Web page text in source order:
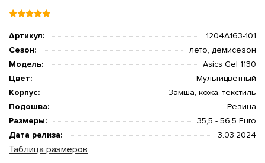
Артикул:
1204A163-101
Сезон:
лето, демисезон
Модель:
Asics Gel 1130
Цвет:
Мультицветный
Корпус:
Замша, кожа, текстиль
Подошва:
Резина
Размеры:
35,5 - 56,5 Euro
Дата релиза:
3.03.2024
Таблица размеров